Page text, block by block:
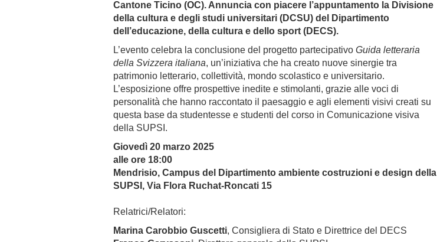
Cantone Ticino (OC). Annuncia con piacere l’appuntamento la Divisione
della cultura e degli studi universitari (DCSU) del Dipartimento
dell’educazione, della cultura e dello sport (DECS).
L’evento celebra la conclusione del progetto partecipativo Guida letteraria
della Svizzera italiana, un’iniziativa che ha creato nuove sinergie tra
patrimonio letterario, collettività, mondo scolastico e universitario.
L’esposizione offre prospettive inedite e stimolanti, grazie alle voci di
personalità che hanno raccontato il paesaggio e agli elementi visivi creati su
questa base da studentesse e studenti del corso in Comunicazione visiva
della SUPSI.
Giovedì 20 marzo 2025
alle ore 18:00
Mendrisio, Campus del Dipartimento ambiente costruzioni e design della
SUPSI, Via Flora Ruchat-Roncati 15
Relatrici/Relatori:
Marina Carobbio Guscetti, Consigliera di Stato e Direttrice del DECS